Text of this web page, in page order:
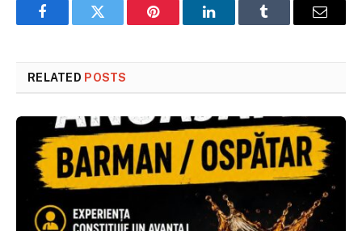
FacebookTwitter Pinterest LinkedInTumblr Email
RELATED POSTS